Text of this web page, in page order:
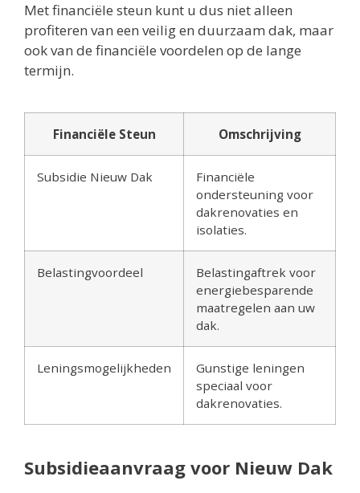
Met financiële steun kunt u dus niet alleen
profiteren van een veilig en duurzaam dak, maar
ook van de financiële voordelen op de lange
termijn.
Financiële Steun Omschrijving
Subsidie Nieuw Dak
Financiële
ondersteuning voor
dakrenovaties en
isolaties.
Belastingvoordeel
Belastingaftrek voor
energiebesparende
maatregelen aan uw
dak.
Leningsmogelijkheden
Gunstige leningen
speciaal voor
dakrenovaties.
Subsidieaanvraag voor Nieuw Dak